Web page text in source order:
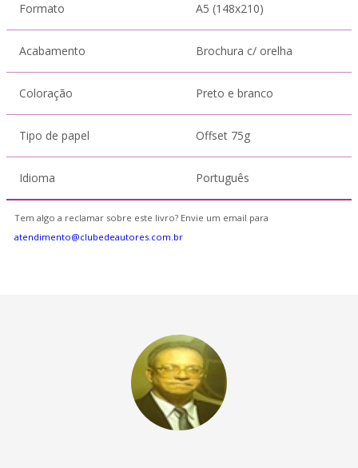
Formato A5 (148x210)
Acabamento Brochura c/ orelha
Coloração Preto e branco
Tipo de papel Offset 75g
Idioma Português
Tem algo a reclamar sobre este livro? Envie um email para
atendimento@clubedeautores.com.br